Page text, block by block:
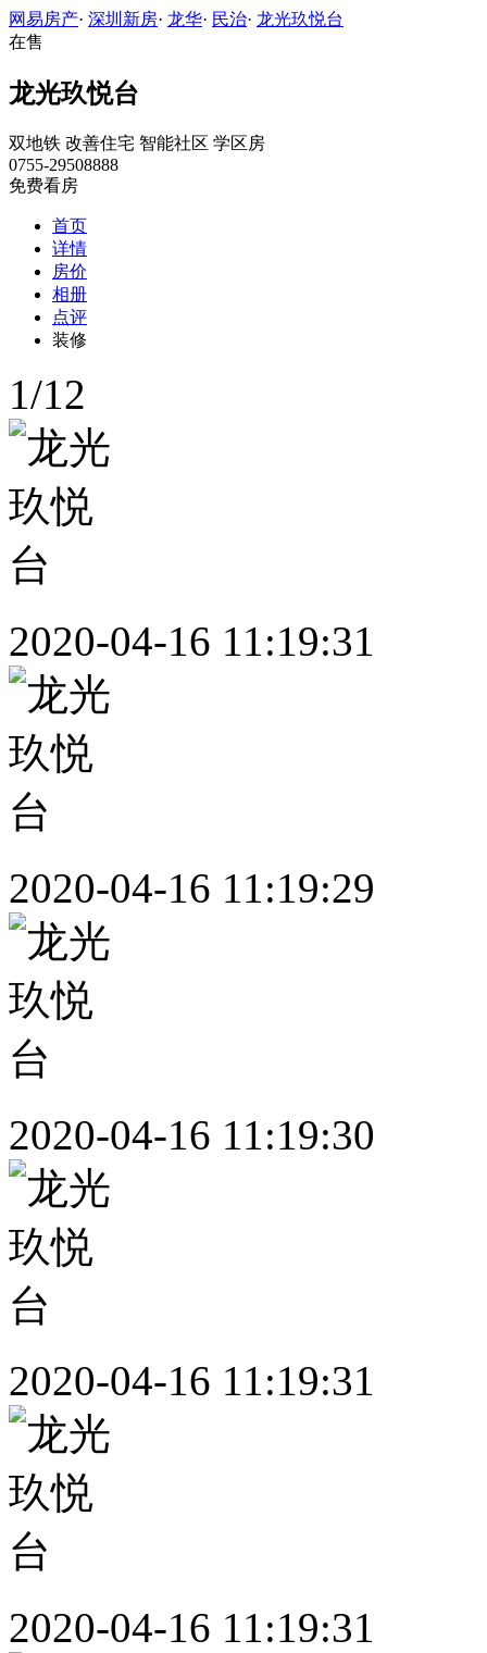
网易房产· 深圳新房· 龙华· 民治· 龙光玖悦台
在售
龙光玖悦台
双地铁 改善住宅 智能社区 学区房
0755-29508888
免费看房
首页
详情
房价
相册
点评
装修
1/12
2020-04-16 11:19:31
2020-04-16 11:19:29
2020-04-16 11:19:30
2020-04-16 11:19:31
2020-04-16 11:19:31